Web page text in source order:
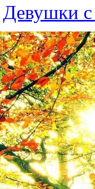
Девушки с